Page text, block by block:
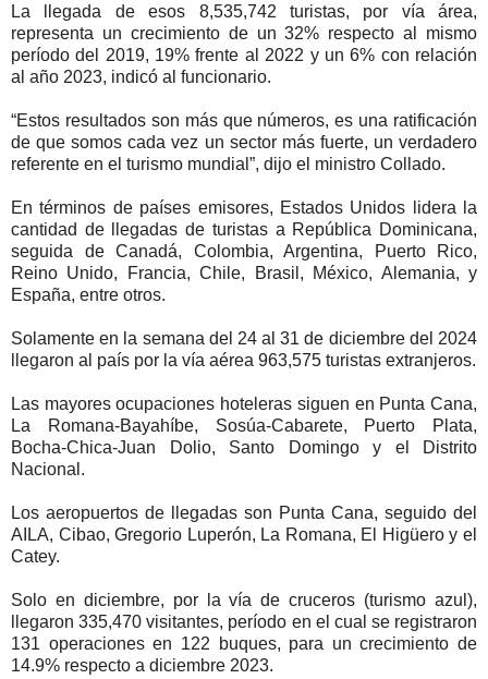
La llegada de esos 8,535,742 turistas, por vía área,
representa un crecimiento de un 32% respecto al mismo
período del 2019, 19% frente al 2022 y un 6% con relación
al año 2023, indicó al funcionario.
“Estos resultados son más que números, es una ratificación
de que somos cada vez un sector más fuerte, un verdadero
referente en el turismo mundial”, dijo el ministro Collado.
En términos de países emisores, Estados Unidos lidera la
cantidad de llegadas de turistas a República Dominicana,
seguida de Canadá, Colombia, Argentina, Puerto Rico,
Reino Unido, Francia, Chile, Brasil, México, Alemania, y
España, entre otros.
Solamente en la semana del 24 al 31 de diciembre del 2024
llegaron al país por la vía aérea 963,575 turistas extranjeros.
Las mayores ocupaciones hoteleras siguen en Punta Cana,
La Romana-Bayahíbe, Sosúa-Cabarete, Puerto Plata,
Bocha-Chica-Juan Dolio, Santo Domingo y el Distrito
Nacional.
Los aeropuertos de llegadas son Punta Cana, seguido del
AILA, Cibao, Gregorio Luperón, La Romana, El Higüero y el
Catey.
Solo en diciembre, por la vía de cruceros (turismo azul),
llegaron 335,470 visitantes, período en el cual se registraron
131 operaciones en 122 buques, para un crecimiento de
14.9% respecto a diciembre 2023.